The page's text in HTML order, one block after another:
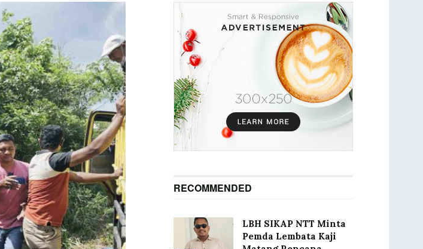
RECOMMENDED
LBH SIKAP NTT Minta
Pemda Lembata Kaji